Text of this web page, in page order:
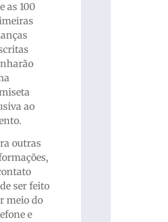
as 100
ao
outras
ser feito
meio do
e